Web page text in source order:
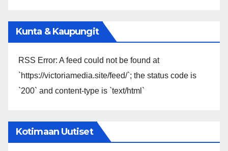
Kunta & Kaupungit
RSS Error: A feed could not be found at
`https://victoriamedia.site/feed/`; the status code is
`200` and content-type is `text/html`
Kotimaan Uutiset